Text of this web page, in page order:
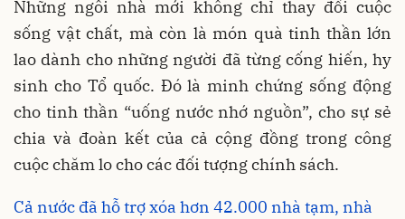
Những ngôi nhà mới không chỉ thay đổi cuộc
sống vật chất, mà còn là món quà tinh thần lớn
lao dành cho những người đã từng cống hiến, hy
sinh cho Tổ quốc. Đó là minh chứng sống động
cho tinh thần “uống nước nhớ nguồn”, cho sự sẻ
chia và đoàn kết của cả cộng đồng trong công
cuộc chăm lo cho các đối tượng chính sách.
Cả nước đã hỗ trợ xóa hơn 42.000 nhà tạm, nhà